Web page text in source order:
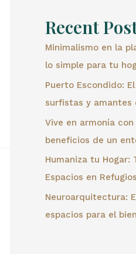
Recent
Minimalismo en la
lo simple para tu
Puerto Escondido:
surfistas y amantes
Vive en armonía
beneficios de un
Humaniza tu Hogar:
Espacios en
Neuroarquitectura:
espacios para el